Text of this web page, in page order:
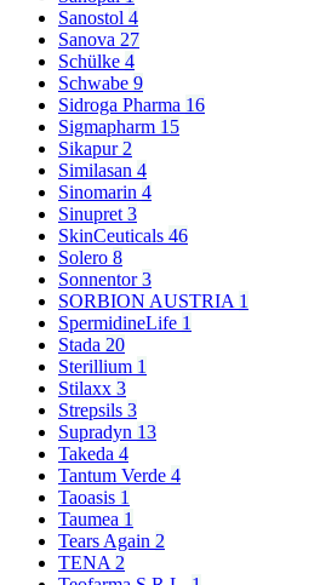
Sanostol 4
Sanova 27
Schülke 4
Schwabe 9
Sidroga Pharma 16
Sigmapharm 15
Sikapur 2
Similasan 4
Sinomarin 4
Sinupret 3
SkinCeuticals 46
Solero 8
Sonnentor3
SORBION AUSTRIA 1
SpermidineLife 1
Stada 20
Sterillium 1
Stilaxx 3
Strepsils 3
Supradyn 13
Takeda 4
Tantum Verde 4
Taoasis 1
Taumea 1
Tears Again 2
TENA 2